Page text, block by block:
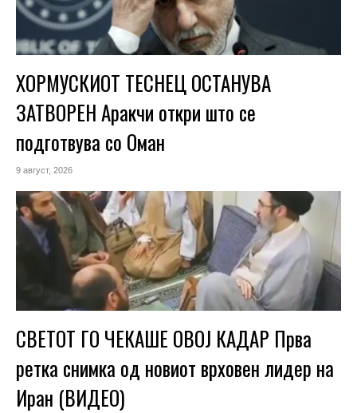
ХОРМУСКИОТ ТЕСНЕЦ ОСТАНУВА
ЗАТВОРЕН Аракчи откри што се
подготвува со Оман
9 август, 2026
СВЕТОТ ГО ЧЕКАШЕ ОВОЈ КАДАР Прва
ретка снимка од новиот врховен лидер на
Иран (ВИДЕО)